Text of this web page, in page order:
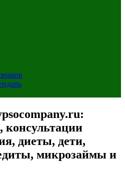
консультации
диеты, дети,
микрозаймы и